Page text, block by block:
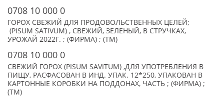
0708 10 000 0
ГОРОХ СВЕЖИЙ ДЛЯ ПРОДОВОЛЬСТВЕННЫХ ЦЕЛЕЙ;
(PISUM SATIVUM) , СВЕЖИЙ, ЗЕЛЕНЫЙ, В СТРУЧКАХ,
УРОЖАЙ 2022Г. ; (ФИРМА) ; (TM)
0708 10 000 0
СВЕЖИЙ ГОРОХ (PISUM SAVITUM) ,ДЛЯ УПОТРЕБЛЕНИЯ В
ПИЩУ, РАСФАСОВАН В ИНД. УПАК. 12*250, УПАКОВАН В
КАРТОННЫЕ КОРОБКИ НА ПОДДОНАХ, ЧАСТЬ ; (ФИРМА) ;
(TM)